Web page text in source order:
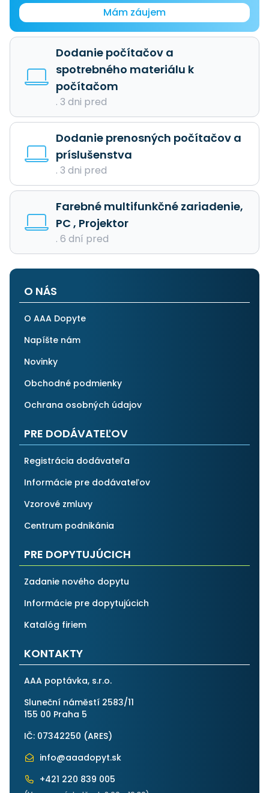
Mám záujem
Dodanie počítačov a
spotrebného materiálu k
počítačom
. 3 dni pred
Dodanie prenosných počítačov a
príslušenstva
. 3 dni pred
Farebné multifunkčné zariadenie,
PC , Projektor
. 6 dní pred
O NÁS
O AAA Dopyte
Napíšte nám
Novinky
Obchodné podmienky
Ochrana osobných údajov
PRE DODÁVATEĽOV
Registrácia dodávateľa
Informácie pre dodávateľov
Vzorové zmluvy
Centrum podnikánia
PRE DOPYTUJÚCICH
Zadanie nového dopytu
Informácie pre dopytujúcich
Katalóg firiem
KONTAKTY
AAA poptávka, s.r.o.
Sluneční náměstí 2583/11
155 00 Praha 5
IČ: 07342250 (ARES)
info@aaadopyt.sk
+421 220 839 005